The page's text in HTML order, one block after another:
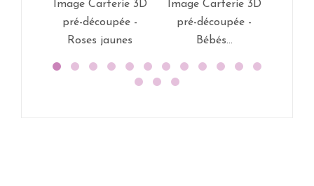
Image Carterie 3D
pré-découpée -
Roses jaunes
Image Carterie 3D
pré-découpée -
Bébés...